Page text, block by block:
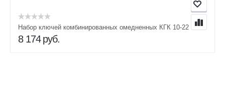
Набор ключей комбинированных омедненных КГК 10-22
8 174 руб.